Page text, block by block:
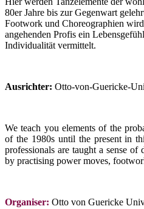
80er Jahre bis zur Gegenwart
Footwork und Choreographien
angehenden Profis ein
Individualität vermittelt.
Ausrichter: Otto-von-Guericke-
We teach you elements of the
of the 1980s until the present in
professionals are taught a sense
by practising power moves,
Organiser: Otto von Guericke